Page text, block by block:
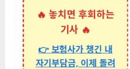
🔥 놓치면 후회하는
기사 🔥
👉 보험사가 챙긴 내
자기부담금, 이제 돌려